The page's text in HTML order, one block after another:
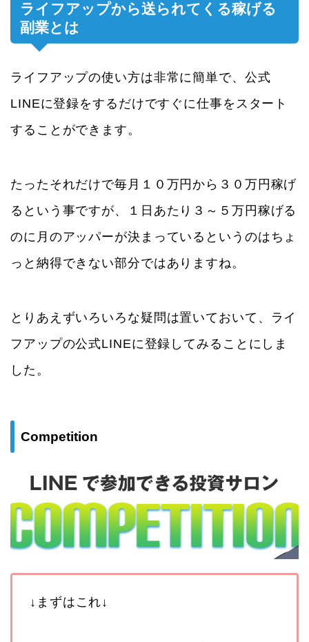
ライフアップから送られてくる稼げる
副業とは
ライフアップの使い方は非常に簡単で、公式
LINEに登録をするだけですぐに仕事をスタート
することができます。
たったそれだけで毎月１０万円から３０万円稼げ
るという事ですが、１日あたり３～５万円稼げる
のに月のアッパーが決まっているというのはちょ
っと納得できない部分ではありますね。
とりあえずいろいろな疑問は置いておいて、ライ
フアップの公式LINEに登録してみることにしま
した。
Competition
↓まずはこれ↓